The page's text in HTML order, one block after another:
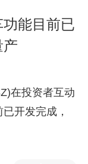
能目前已
产
在投资者互动
开发完成，